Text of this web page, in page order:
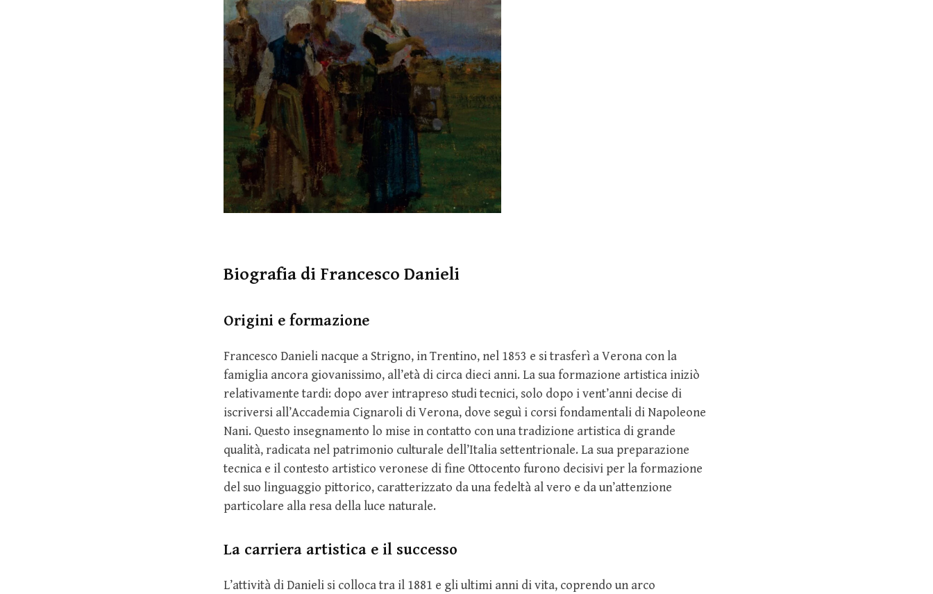
Biografia di Francesco Danieli
Origini e formazione
Francesco Danieli nacque a Strigno, in Trentino, nel 1853 e si trasferì a Verona con la
famiglia ancora giovanissimo, all’età di circa dieci anni. La sua formazione artistica iniziò
relativamente tardi: dopo aver intrapreso studi tecnici, solo dopo i vent’anni decise di
iscriversi all’Accademia Cignaroli di Verona, dove seguì i corsi fondamentali di Napoleone
Nani. Questo insegnamento lo mise in contatto con una tradizione artistica di grande
qualità, radicata nel patrimonio culturale dell’Italia settentrionale. La sua preparazione
tecnica e il contesto artistico veronese di fine Ottocento furono decisivi per la formazione
del suo linguaggio pittorico, caratterizzato da una fedeltà al vero e da un’attenzione
particolare alla resa della luce naturale.
La carriera artistica e il successo
L’attività di Danieli si colloca tra il 1881 e gli ultimi anni di vita, coprendo un arco